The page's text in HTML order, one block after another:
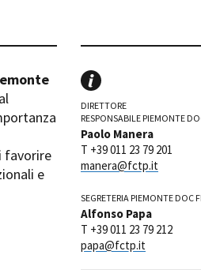
Internazionale d’Arte
International Film Festival
del Cinema di Roma
Film Festival
di Donatello
d’Argento
Solinas
- Accedi al tuo profilo
- Nuovo utente
favorire
e
DIRETTORE
RESPONSABILE PIEMONTE
Paolo Manera
T +39 011 23 79 201
manera@fctp.it
SEGRETERIA PIEMONTE DOC
Alfonso Papa
T +39 011 23 79 212
papa@fctp.it